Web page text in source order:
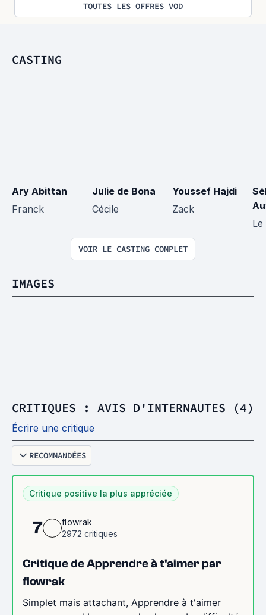
TOUTES LES OFFRES VOD
CASTING
Ary Abittan
Franck
Julie de Bona
Cécile
Youssef Hajdi
Zack
VOIR LE CASTING COMPLET
IMAGES
CRITIQUES : AVIS D'INTERNAUTES (4)
Écrire une critique
RECOMMANDÉES
Critique positive la plus appréciée
7
flowrak
2972 critiques
Critique de Apprendre à t'aimer par
flowrak
Simplet mais attachant, Apprendre à t'aimer